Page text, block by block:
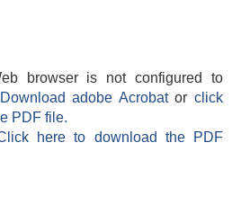
browser is not configured to
Download adobe Acrobatorclick
PDF file.
here to download the PDF